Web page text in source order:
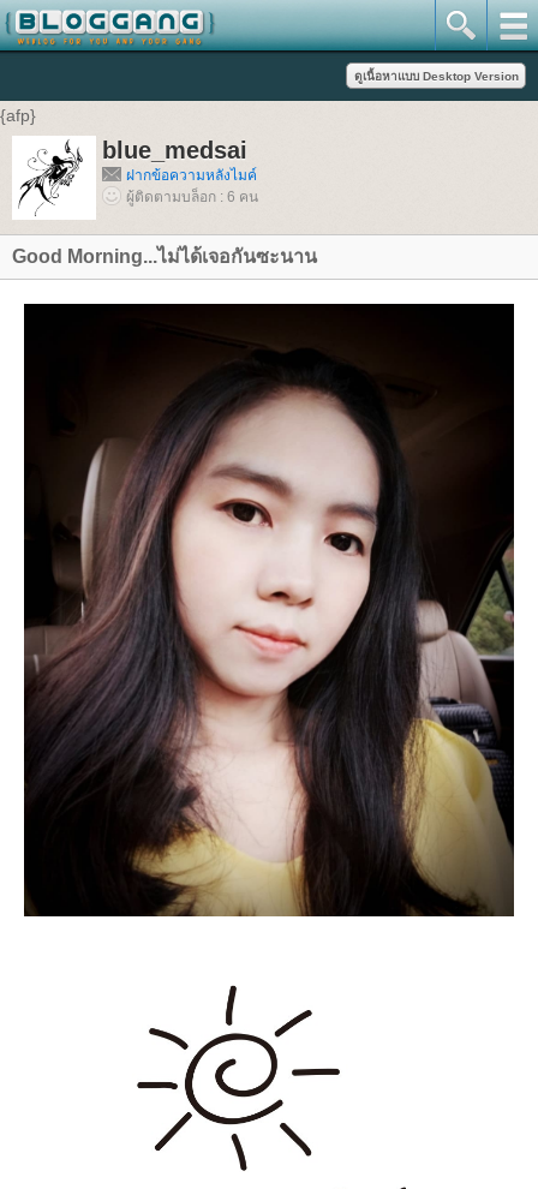
{afp}
blue_medsai
ฝากข้อความหลังไมค์
ผู้ติดตามบล็อก : 6 คน
Good Morning...ไม่ได้เจอกันซะนาน